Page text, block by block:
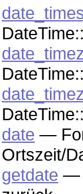
date —
Ortszeit/
getdate —